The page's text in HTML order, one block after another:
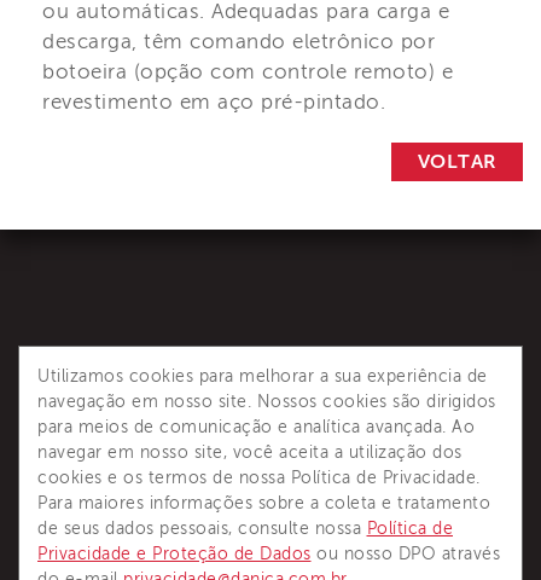
ou automáticas. Adequadas para carga e
descarga, têm comando eletrônico por
botoeira (opção com controle remoto) e
revestimento em aço pré-pintado.
VOLTAR
Dânica é reconhecida como principal referência de
soluções completas para sistemas termoisolantes.
Utilizamos cookies para melhorar a sua experiência de
navegação em nosso site. Nossos cookies são dirigidos
para meios de comunicação e analítica avançada. Ao
navegar em nosso site, você aceita a utilização dos
cookies e os termos de nossa Política de Privacidade.
Para maiores informações sobre a coleta e tratamento
de seus dados pessoais, consulte nossa Política de
Privacidade e Proteção de Dados ou nosso DPO através